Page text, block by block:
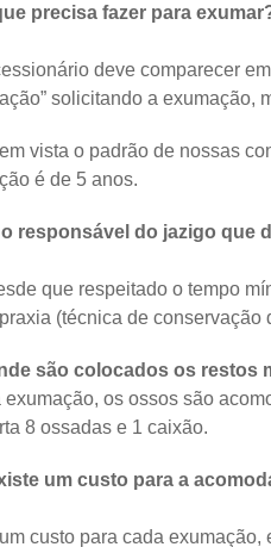
precisa fazer para
deve comparecer
solicitando a exumação,
vista o padrão de nossas
é de 5 anos.
o responsável do jazigo que
que respeitado o tempo
(técnica de
são colocados os restos
exumação, os ossos são
8 ossadas e 1 caixão.
um custo para a
custo para cada